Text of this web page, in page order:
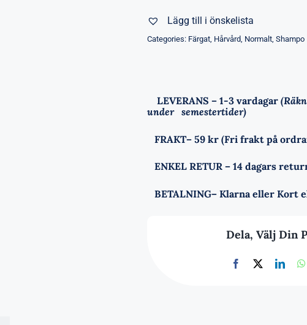
Lägg till i önskelista
Categories: Färgat Hårvård Normalt ,Shampo
LEVERANS – 1-3 vardagar
under semestertider)
FRAKT– 59 kr (Fri frakt på
ENKEL RETUR – 14 dagars
BETALNING– Klarna eller Kort
Dela, Välj Din